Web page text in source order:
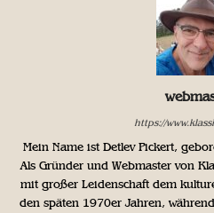
https://
Mein Name ist Detlev Pickert,
Als Gründer und Webmaster von
mit großer Leidenschaft dem
den späten 1970er Jahren,